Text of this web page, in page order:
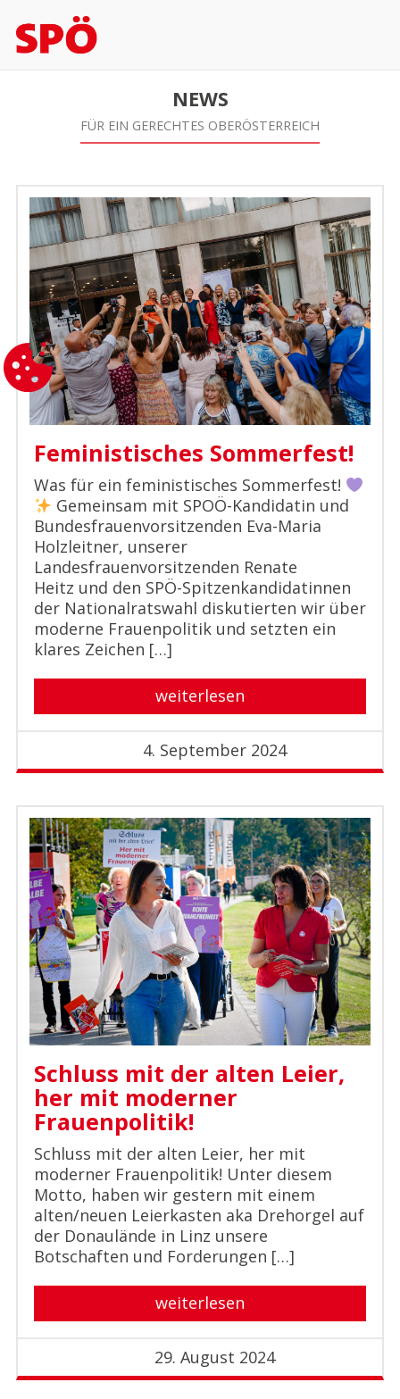
NEWS
FÜR EIN GERECHTES OBERÖSTERREICH
Feministisches Sommerfest!
Was für ein feministisches Sommerfest!
Gemeinsam mit SPOÖ-Kandidatin und
Bundesfrauenvorsitzenden Eva-Maria
Holzleitner, unserer
Landesfrauenvorsitzenden Renate
Heitz und den SPÖ-Spitzenkandidatinnen
der Nationalratswahl diskutierten wir über
moderne Frauenpolitik und setzten ein
klares Zeichen […]
weiterlesen
4. September 2024
Schluss mit der alten Leier,
her mit moderner
Frauenpolitik!
Schluss mit der alten Leier, her mit
moderner Frauenpolitik! Unter diesem
Motto, haben wir gestern mit einem
alten/neuen Leierkasten aka Drehorgel auf
der Donaulände in Linz unsere
Botschaften und Forderungen […]
weiterlesen
29. August 2024